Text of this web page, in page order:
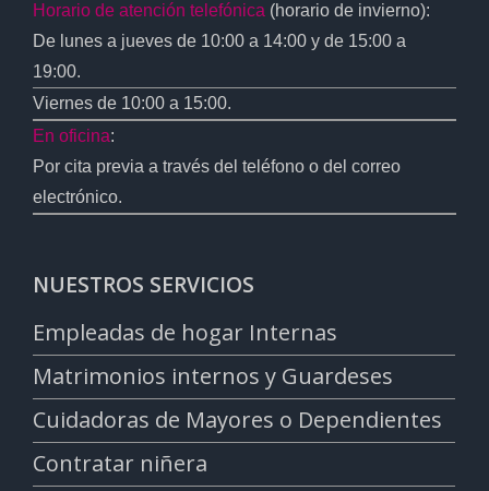
Horario de atención telefónica (horario de invierno):
De lunes a jueves de 10:00 a 14:00 y de 15:00 a
19:00.
Viernes de 10:00 a 15:00.
En oficina:
Por cita previa a través del teléfono o del correo
electrónico.
NUESTROS SERVICIOS
Empleadas de hogar Internas
Matrimonios internos y Guardeses
Cuidadoras de Mayores o Dependientes
Contratar niñera